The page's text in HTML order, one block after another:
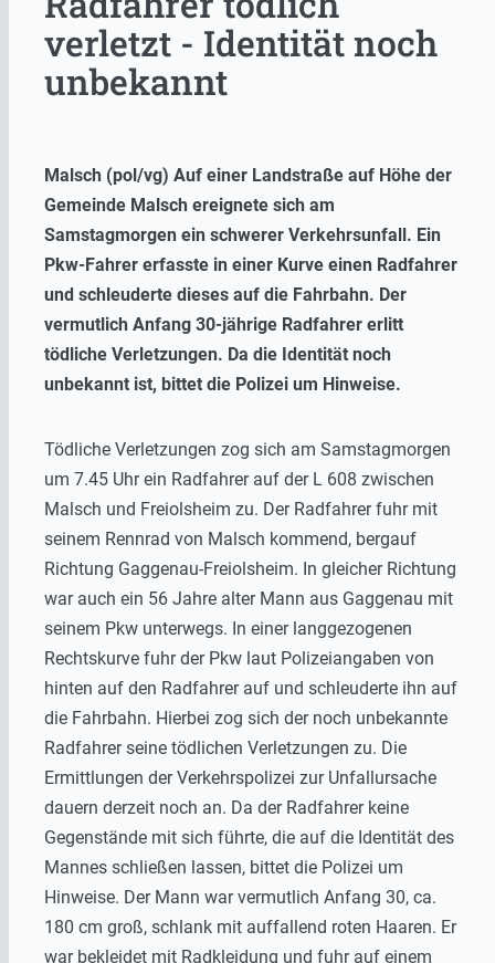
verletzt - Identität noch
unbekannt
Malsch (pol/vg) Auf einer Landstraße auf Höhe der
Gemeinde Malsch ereignete sich am
Samstagmorgen ein schwerer Verkehrsunfall. Ein
Pkw-Fahrer erfasste in einer Kurve einen Radfahrer
und schleuderte dieses auf die Fahrbahn. Der
vermutlich Anfang 30-jährige Radfahrer erlitt
tödliche Verletzungen. Da die Identität noch
unbekannt ist, bittet die Polizei um Hinweise.
Tödliche Verletzungen zog sich am Samstagmorgen
um 7.45 Uhr ein Radfahrer auf der L 608 zwischen
Malsch und Freiolsheim zu. Der Radfahrer fuhr mit
seinem Rennrad von Malsch kommend, bergauf
Richtung Gaggenau-Freiolsheim. In gleicher Richtung
war auch ein 56 Jahre alter Mann aus Gaggenau mit
seinem Pkw unterwegs. In einer langgezogenen
Rechtskurve fuhr der Pkw laut Polizeiangaben von
hinten auf den Radfahrer auf und schleuderte ihn auf
die Fahrbahn. Hierbei zog sich der noch unbekannte
Radfahrer seine tödlichen Verletzungen zu. Die
Ermittlungen der Verkehrspolizei zur Unfallursache
dauern derzeit noch an. Da der Radfahrer keine
Gegenstände mit sich führte, die auf die Identität des
Mannes schließen lassen, bittet die Polizei um
Hinweise. Der Mann war vermutlich Anfang 30, ca.
180 cm groß, schlank mit auffallend roten Haaren. Er
war bekleidet mit Radkleidung und fuhr auf einem